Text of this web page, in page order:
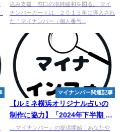
込み支援、窓口の混雑緩和を図る。 マイ
ナンバーカードは、２０１５年に導入され
た「マイナンバー（個人番号...
マイナンバー関連記事
【ルミネ横浜オリジナル占いの
制作に協力】「2024年下半期 ラ
ッキーコスメ占い」キャンペー
... マイナンバー』の提供開始！あなたや